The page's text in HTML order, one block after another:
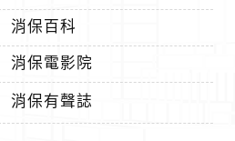
消保百科
消保電影院
消保有聲誌